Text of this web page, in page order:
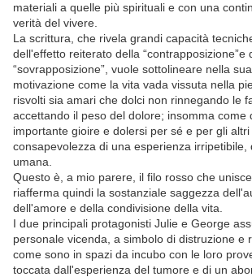
materiali a quelle più spirituali e con una
verità del vivere.
La scrittura, che rivela grandi capacità
dell'effetto reiterato della “contrapposizione”e
“sovrapposizione”, vuole sottolineare nella
motivazione come la vita vada vissuta nella
risvolti sia amari che dolci non rinnegando le
accettando il peso del dolore; insomma come
importante gioire e dolersi per sé e per gli
consapevolezza di una esperienza irripetibile,
umana.
Questo è, a mio parere, il filo rosso che
riafferma quindi la sostanziale saggezza
dell'amore e della condivisione della vita.
I due principali protagonisti Julie e George
personale vicenda, a simbolo di distruzione e
come sono in spazi da incubo con le loro
toccata dall'esperienza del tumore e di un